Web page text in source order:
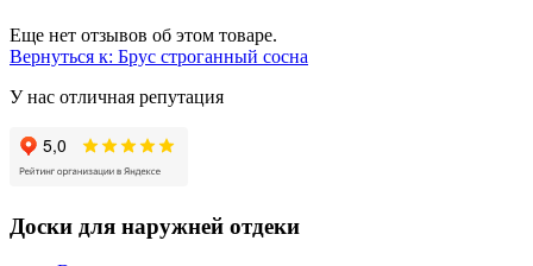
Еще нет отзывов об этом товаре.
Вернуться к: Брус строганный сосна
У нас отличная репутация
Доски для наружней отдеки